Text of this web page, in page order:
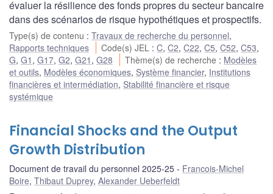
évaluer la résilience des fonds propres du secteur bancaire
dans des scénarios de risque hypothétiques et prospectifs.
Type(s) de contenu : Travaux de recherche du personnel,
Rapports techniques
Code(s) JEL :C,C2,C22,C5,C52,C53,
G, G1 , G17, G2, G21 , G28 Thème(s) de recherche : Modèles
et outils, Modèles économiques, Système financier, Institutions
financières et intermédiation, Stabilité financière et risque
systémique
Financial Shocks and the Output
Growth Distribution
Document de travail du personnel 2025-25
Francois-Michel
Boire, Thibaut Duprey, Alexander Ueberfeldt